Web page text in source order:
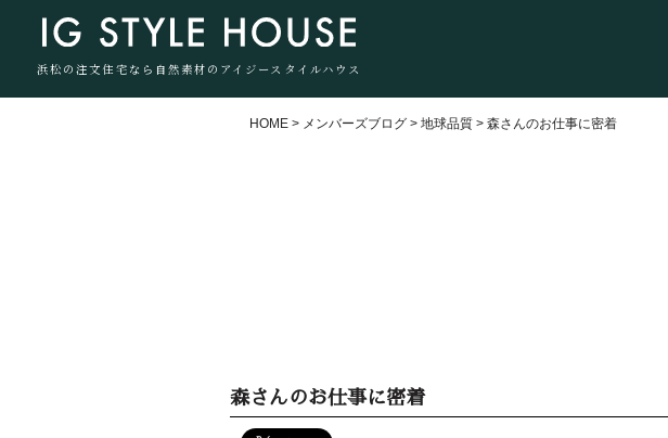
浜松の注文住宅なら自然素材のアイジースタイルハウス
HOME > メンバーズブログ >地球品質 >森さんのお仕事に密着
森さんのお仕事に密着